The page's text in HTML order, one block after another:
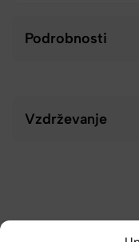
Podrobnosti
Vzdrževanje